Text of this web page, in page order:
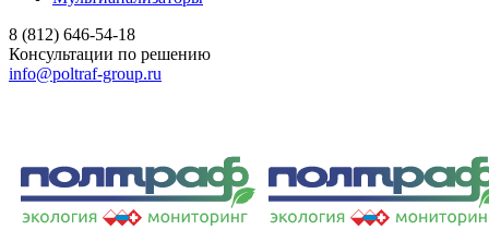
8 (812) 646-54-18
Консультации по решению
info@poltraf-group.ru